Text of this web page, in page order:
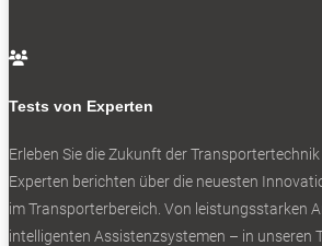
0

Tests von Experten
Erleben Sie die Zukunft der
Experten berichten über die neuesten
im Transporterbereich. Von leistungsstarken
intelligenten Assistenzsystemen – in unseren